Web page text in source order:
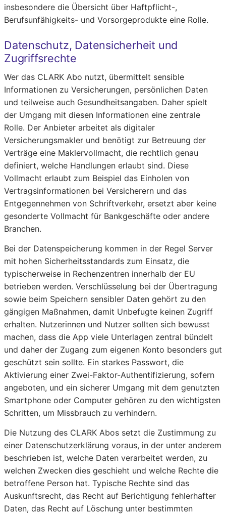
insbesondere die Übersicht über Haftpflicht-,
Berufsunfähigkeits- und Vorsorgeprodukte eine Rolle.
Datenschutz, Datensicherheit und
Zugriffsrechte
Wer das CLARK Abo nutzt, übermittelt sensible
Informationen zu Versicherungen, persönlichen Daten
und teilweise auch Gesundheitsangaben. Daher spielt
der Umgang mit diesen Informationen eine zentrale
Rolle. Der Anbieter arbeitet als digitaler
Versicherungsmakler und benötigt zur Betreuung der
Verträge eine Maklervollmacht, die rechtlich genau
definiert, welche Handlungen erlaubt sind. Diese
Vollmacht erlaubt zum Beispiel das Einholen von
Vertragsinformationen bei Versicherern und das
Entgegennehmen von Schriftverkehr, ersetzt aber keine
gesonderte Vollmacht für Bankgeschäfte oder andere
Branchen.
Bei der Datenspeicherung kommen in der Regel Server
mit hohen Sicherheitsstandards zum Einsatz, die
typischerweise in Rechenzentren innerhalb der EU
betrieben werden. Verschlüsselung bei der Übertragung
sowie beim Speichern sensibler Daten gehört zu den
gängigen Maßnahmen, damit Unbefugte keinen Zugriff
erhalten. Nutzerinnen und Nutzer sollten sich bewusst
machen, dass die App viele Unterlagen zentral bündelt
und daher der Zugang zum eigenen Konto besonders gut
geschützt sein sollte. Ein starkes Passwort, die
Aktivierung einer Zwei-Faktor-Authentifizierung, sofern
angeboten, und ein sicherer Umgang mit dem genutzten
Smartphone oder Computer gehören zu den wichtigsten
Schritten, um Missbrauch zu verhindern.
Die Nutzung des CLARK Abos setzt die Zustimmung zu
einer Datenschutzerklärung voraus, in der unter anderem
beschrieben ist, welche Daten verarbeitet werden, zu
welchen Zwecken dies geschieht und welche Rechte die
betroffene Person hat. Typische Rechte sind das
Auskunftsrecht, das Recht auf Berichtigung fehlerhafter
Daten, das Recht auf Löschung unter bestimmten